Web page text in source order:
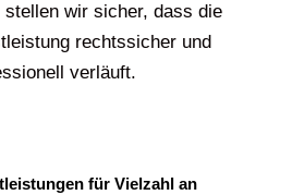
stellen wir sicher, dass die
rechtssicher und
verläuft.
für Vielzahl an